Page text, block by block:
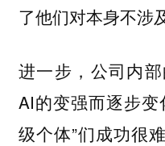
了他们对本身不涉
进一步，公司内
AI的变强而逐步变
级个体”们成功很